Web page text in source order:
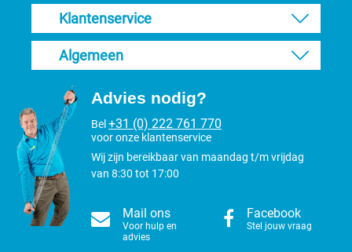
Klantenservice
Algemeen
Advies nodig?
Bel +31 (0) 222 761 770
voor onze klantenservice
Wij zijn bereikbaar van maandag t/m vrijdag
van 8:30 tot 17:00
Mail ons
Voor hulp en
advies
Facebook
Stel jouw vraag